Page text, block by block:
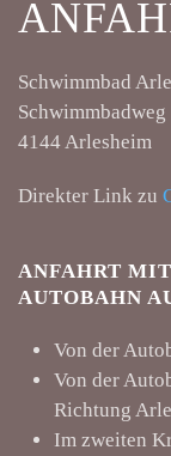
Schwimmbad
Schwimmbadweg
4144 Arlesheim
Direkter Link zu
ANFAHRT
AUTOBAHN
Von der
Von der
Richtung
Im zweiten